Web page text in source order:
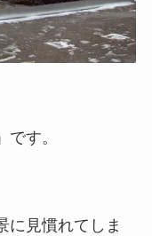
す。
に見慣れてしま